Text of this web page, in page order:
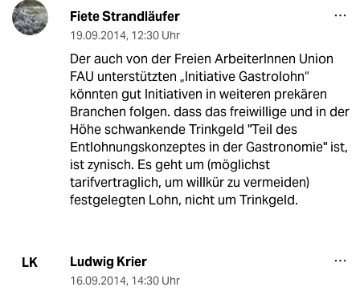
Fiete Strandläufer
19.09.2014, 12:30 Uhr
Der auch von der Freien ArbeiterInnen Union
FAU unterstützten „Initiative Gastrolohn“
könnten gut Initiativen in weiteren prekären
Branchen folgen. dass das freiwillige und in der
Höhe schwankende Trinkgeld "Teil des
Entlohnungskonzeptes in der Gastronomie" ist,
ist zynisch. Es geht um (möglichst
tarifvertraglich, um willkür zu vermeiden)
festgelegten Lohn, nicht um Trinkgeld.
LK Ludwig Krier
16.09.2014, 14:30 Uhr